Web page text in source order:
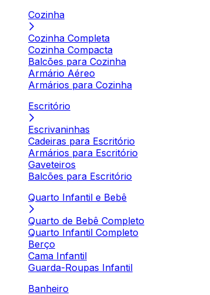
Cozinha
Cozinha Completa
Cozinha Compacta
Balcões para Cozinha
Armário Aéreo
Armários para Cozinha
Escritório
Escrivaninhas
Cadeiras para Escritório
Armários para Escritório
Gaveteiros
Balcões para Escritório
Quarto Infantil e Bebê
Quarto de Bebê Completo
Quarto Infantil Completo
Berço
Cama Infantil
Guarda-Roupas Infantil
Banheiro